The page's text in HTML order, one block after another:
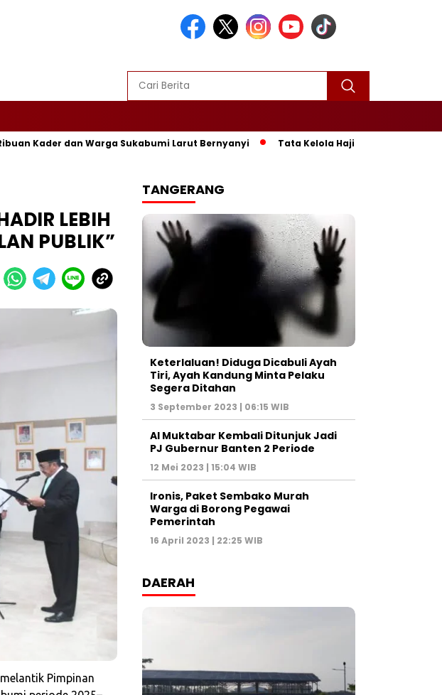
dan Warga Sukabumi Larut Bernyanyi Tata Kelola Haji Berubah, IPHI Sukabumi
LEBIH
PUBLIK”
Pimpinan
TANGERANG
Keterlaluan! Diduga Dicabuli Ayah
Tiri, Ayah Kandung Minta Pelaku
Segera Ditahan
3 September 2023 | 06:15 WIB
Al Muktabar Kembali Ditunjuk Jadi
PJ Gubernur Banten 2 Periode
12 Mei 2023 | 15:04 WIB
Ironis, Paket Sembako Murah
Warga di Borong Pegawai
Pemerintah
16 April 2023 | 22:25 WIB
DAERAH